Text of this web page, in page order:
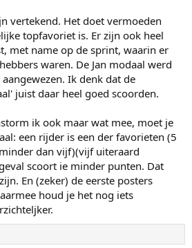
vertekend. Het doet vermoeden
topfavoriet is. Er zijn ook heel
met name op de sprint, waarin er
waren. De Jan modaal werd
Ik denk dat de
juist daar heel goed scoorden.
ik ook maar wat mee, moet je
een rijder is een der favorieten (5
dan vijf)(vijf uiteraard
scoort ie minder punten. Dat
En (zeker) de eerste posters
houd je het nog iets